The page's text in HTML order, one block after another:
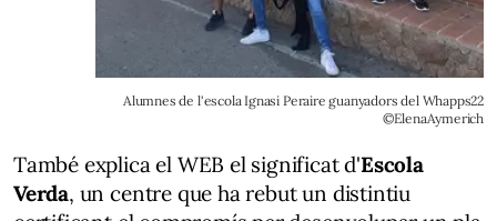
Alumnes de l'escola Ignasi Peraire guanyadors del Whapps22
©ElenaAymerich
També explica el WEB el significat d'Escola
Verda, un centre que ha rebut un distintiu